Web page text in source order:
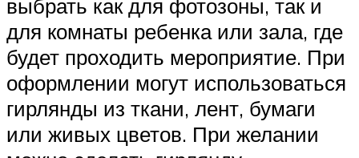
выбрать как для фотозоны, так и
для комнаты ребенка или зала, где
будет проходить мероприятие. При
оформлении могут использоваться
гирлянды из ткани, лент, бумаги
или живых цветов. При желании